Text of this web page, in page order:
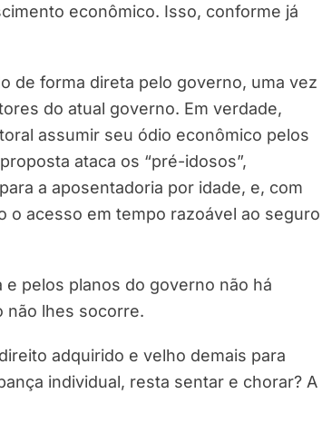
econômico. Isso, conforme já
de forma direta pelo governo, uma vez
do atual governo. Em verdade,
assumir seu ódio econômico pelos
ataca os “pré-idosos”,
a aposentadoria por idade, e, com
o acesso em tempo razoável ao seguro
e pelos planos do governo não há
não lhes socorre.
adquirido e velho demais para
individual, resta sentar e chorar? A